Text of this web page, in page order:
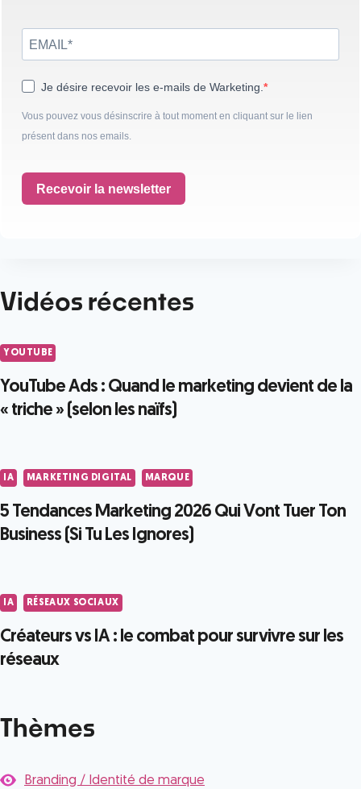
Je désire recevoir les e-mails de Warketing.
Vous pouvez vous désinscrire à tout moment en cliquant sur le lien
présent dans nos emails.
Recevoir la newsletter
Vidéos récentes
YOUTUBE
YouTube Ads : Quand le marketing devient de la
« triche » (selon les naïfs)
IA MARKETING DIGITAL MARQUE
5 Tendances Marketing 2026 Qui Vont Tuer Ton
Business (Si Tu Les Ignores)
IA RÉSEAUX SOCIAUX
Créateurs vs IA : le combat pour survivre sur les
réseaux
Thèmes
Branding / Identité de marque